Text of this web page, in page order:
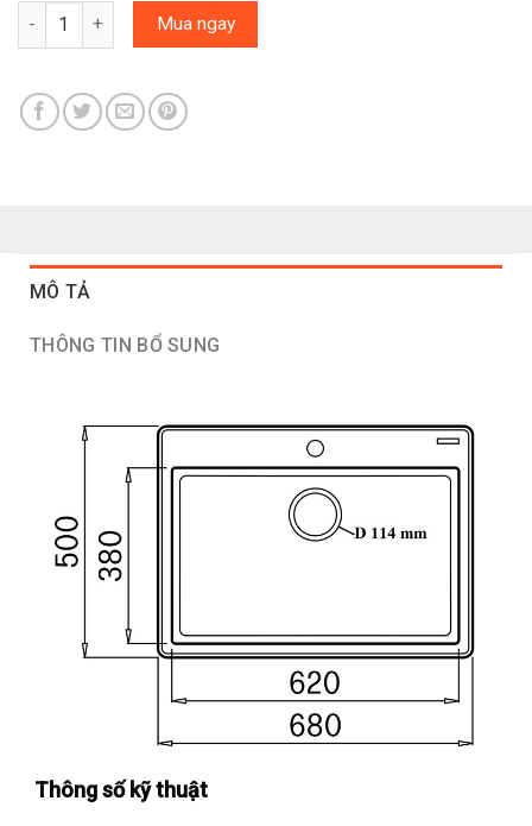
Chậu rửa bát Konox Granite Sink Ruvita 680 Grey số lượng
Mua ngay
MÔ TẢ
THÔNG TIN BỔ SUNG
Thông số kỹ thuật